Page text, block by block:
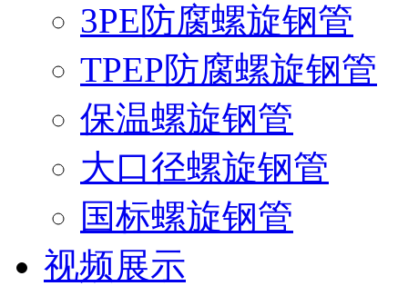
3PE防腐螺旋钢管
TPEP防腐螺旋钢管
保温螺旋钢管
大口径螺旋钢管
国标螺旋钢管
视频展示